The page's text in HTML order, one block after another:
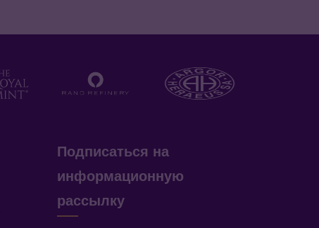
Подписаться на
информационную
рассылку